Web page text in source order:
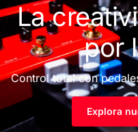
La
por
Control total con
Explora